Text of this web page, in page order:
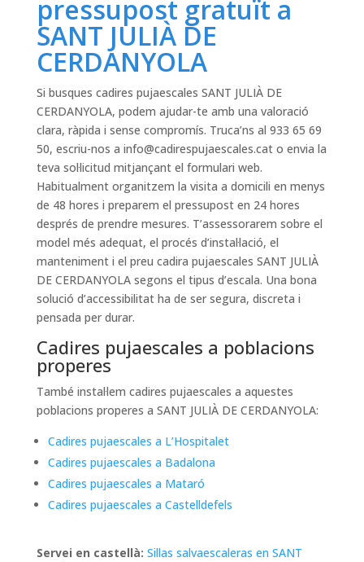
pressupost gratuït a
SANT JULIÀ DE
CERDANYOLA
Si busques cadires pujaescales SANT JULIÀ DE
CERDANYOLA, podem ajudar-te amb una valoració
clara, ràpida i sense compromís. Truca’ns al 933 65 69
50, escriu-nos a info@cadirespujaescales.cato envia la
teva sol·licitud mitjançant el formulari web.
Habitualment organitzem la visita a domicili en menys
de 48 hores i preparem el pressupost en 24 hores
després de prendre mesures. T’assessorarem sobre el
model més adequat, el procés d’instal·lació, el
manteniment i el preu cadira pujaescales SANT JULIÀ
DE CERDANYOLA segons el tipus d’escala. Una bona
solució d’accessibilitat ha de ser segura, discreta i
pensada per durar.
Cadires pujaescales a poblacions
properes
També instal·lem cadires pujaescales a aquestes
poblacions properes a SANT JULIÀ DE CERDANYOLA:
Cadires pujaescales a L’Hospitalet
Cadires pujaescales a Badalona
Cadires pujaescales a Mataró
Cadires pujaescales a Castelldefels
Servei en castellà: Sillas salvaescaleras en SANT